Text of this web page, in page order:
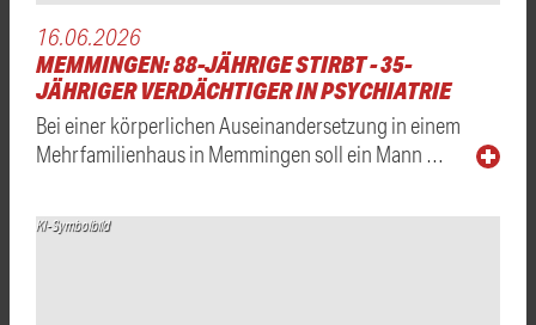
16.06.2026
MEMMINGEN: 88-JÄHRIGE STIRBT - 35-
JÄHRIGER VERDÄCHTIGER IN PSYCHIATRIE
Bei einer körperlichen Auseinandersetzung in einem
Mehrfamilienhaus in Memmingen soll ein Mann …
KI-Symbolbild